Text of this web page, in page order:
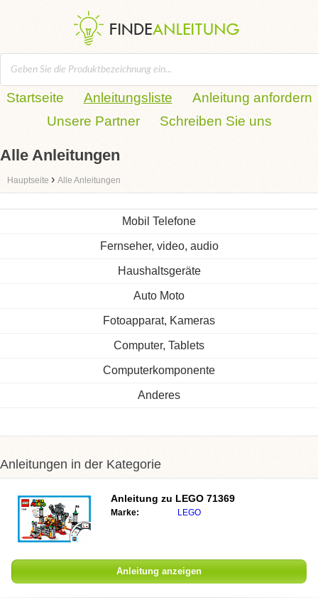
Startseite Anleitungsliste
Anleitung anfordern
Unsere Partner
Schreiben Sie uns
Alle Anleitungen
Hauptseite › Alle Anleitungen
Mobil Telefone
Fernseher, video, audio
Haushaltsgeräte
Auto Moto
Fotoapparat, Kameras
Computer, Tablets
Computerkomponente
Anderes
Anleitungen in der Kategorie
Anleitung zu LEGO 71369
Marke: LEGO
Anleitung anzeigen